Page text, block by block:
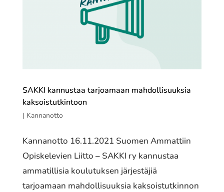
SAKKI kannustaa tarjoamaan mahdollisuuksia
kaksoistutkintoon
| Kannanotto
Kannanotto 16.11.2021 Suomen Ammattiin
Opiskelevien Liitto – SAKKI ry kannustaa
ammatillisia koulutuksen järjestäjiä
tarjoamaan mahdollisuuksia kaksoistutkinnon